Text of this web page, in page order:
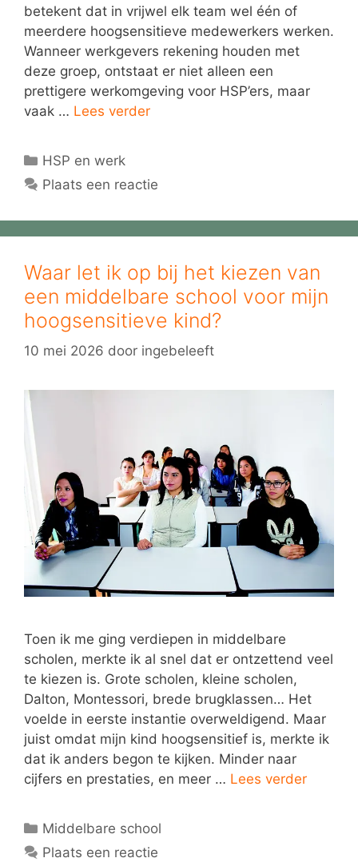
betekent dat in vrijwel elk team wel één of
meerdere hoogsensitieve medewerkers werken.
Wanneer werkgevers rekening houden met
deze groep, ontstaat er niet alleen een
prettigere werkomgeving voor HSP’ers, maar
vaak … Lees verder
Categorieën
HSP en werk
Plaats een reactie
Waar let ik op bij het kiezen van
een middelbare school voor mijn
hoogsensitieve kind?
10 mei 2026 door ingebeleeft
Toen ik me ging verdiepen in middelbare
scholen, merkte ik al snel dat er ontzettend veel
te kiezen is. Grote scholen, kleine scholen,
Dalton, Montessori, brede brugklassen… Het
voelde in eerste instantie overweldigend. Maar
juist omdat mijn kind hoogsensitief is, merkte ik
dat ik anders begon te kijken. Minder naar
cijfers en prestaties, en meer … Lees verder
Categorieën
Middelbare school
Plaats een reactie